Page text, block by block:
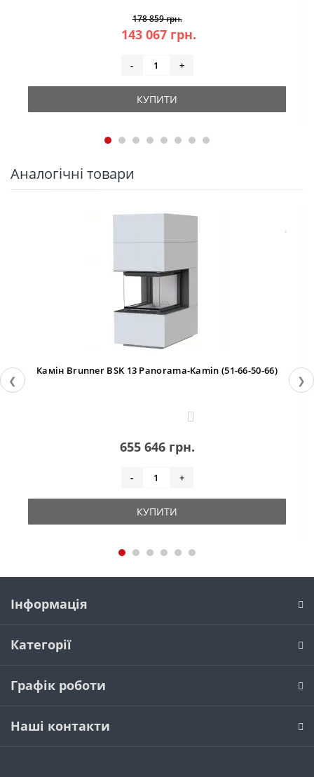
178 859 грн.
143 067 грн.
- +
КУПИТИ
Аналогічні товари
❮
Камін Brunner BSK 13 Panorama-Kamin (51-66-50-66)
3
655 646 грн.
- +
КУПИТИ
❯
Інформація
Категорії
Графік роботи
Наші контакти